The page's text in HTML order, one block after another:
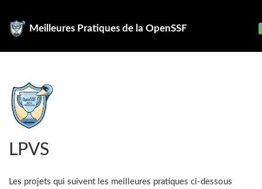
Meilleures Pratiques de la OpenSSF
LPVS
Les projets qui suivent les meilleures pratiques ci-dessous